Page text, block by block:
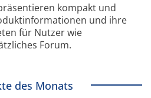
kompakt und
und ihre
für Nutzer wie
Forum.
des Monats